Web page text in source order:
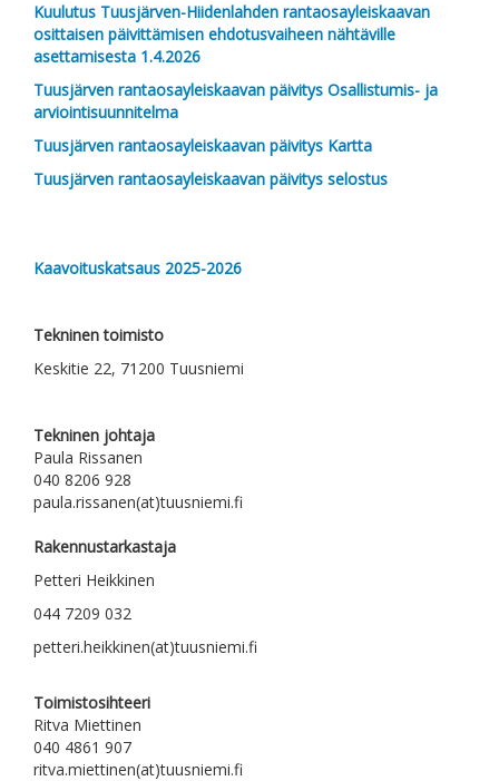
Kuulutus Tuusjärven-Hiidenlahden rantaosayleiskaavan
osittaisen päivittämisen ehdotusvaiheen nähtäville
asettamisesta 1.4.2026
Tuusjärven rantaosayleiskaavan päivitys Osallistumis- ja
arviointisuunnitelma
Tuusjärven rantaosayleiskaavan päivitys Kartta
Tuusjärven rantaosayleiskaavan päivitys selostus
Kaavoituskatsaus 2025-2026
Tekninen toimisto
Keskitie 22, 71200 Tuusniemi
Tekninen johtaja
Paula Rissanen
040 8206 928
paula.rissanen(at)tuusniemi.fi
Rakennustarkastaja
Petteri Heikkinen
044 7209 032
petteri.heikkinen(at)tuusniemi.fi
Toimistosihteeri
Ritva Miettinen
040 4861 907
ritva.miettinen(at)tuusniemi.fi